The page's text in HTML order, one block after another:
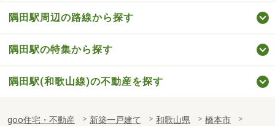
隅田駅周辺の路線から探す
隅田駅の特集から探す
隅田駅(和歌山線)の不動産を探す
goo住宅・不動産 新築一戸建て 和歌山県
橋本市